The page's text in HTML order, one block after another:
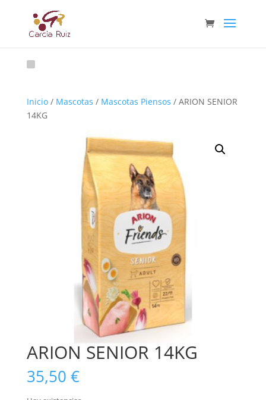
Inicio/ Mascotas / Mascotas Piensos / ARION SENIOR
14KG
ARION SENIOR 14KG
35,50 €